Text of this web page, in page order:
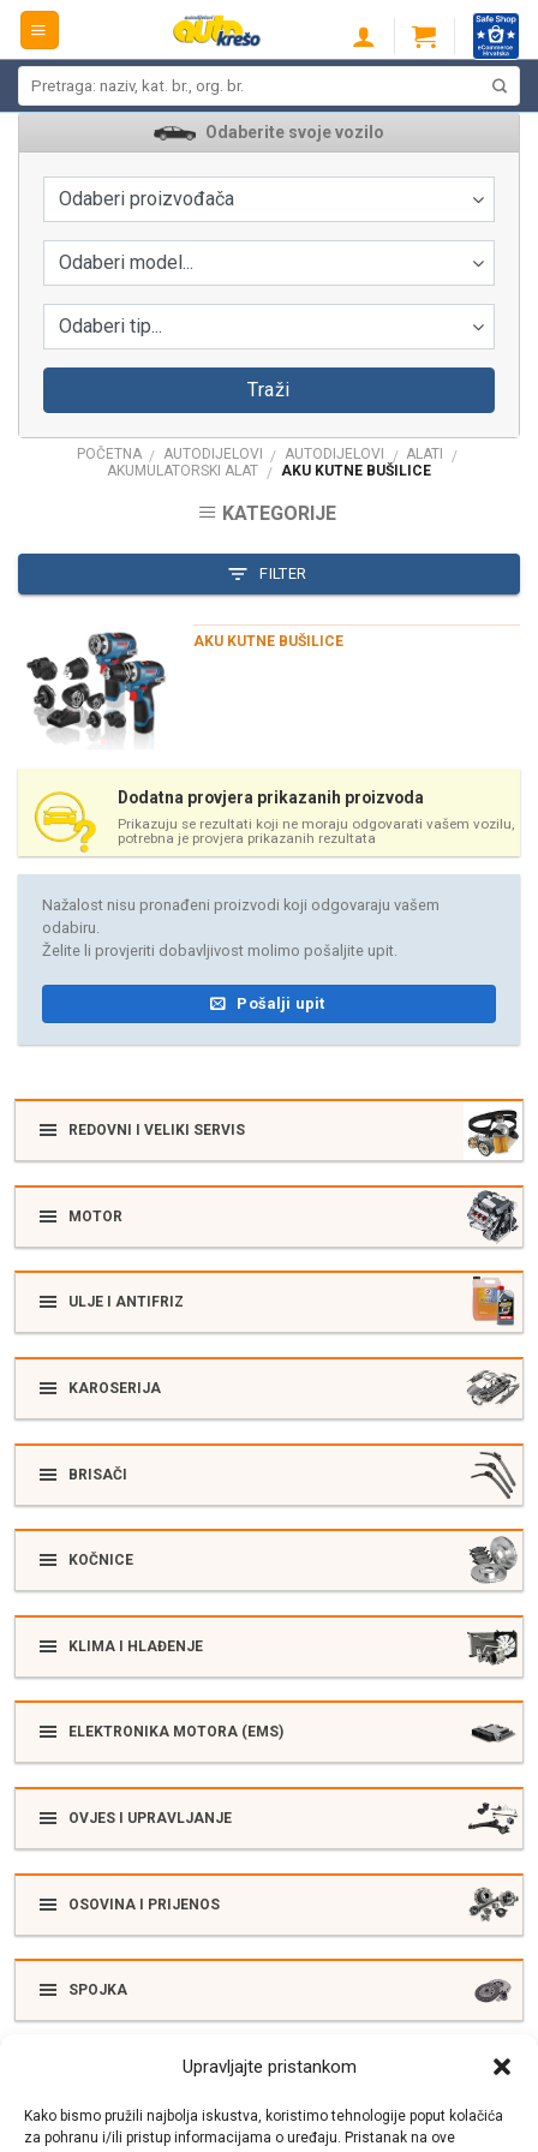
Upravljajte pristankom
Kako bismo pružili najbolja iskustva, koristimo tehnologije poput kolačića
za pohranu i/ili pristup informacijama o uređaju. Pristanak na ove
Skip
content
Odaberite svoje vozilo
Odaberi proizvođača
Odaberi model...
Odaberi tip...
Traži
POČETNA / AUTODIJELOVI / AUTODIJELOVI / ALATI
/
AKUMULATORSKI ALAT / AKU KUTNE BUŠILICE
KATEGORIJE
FILTER
AKU KUTNE BUŠILICE
Dodatna provjera prikazanih proizvoda
Prikazuju se rezultati koji ne moraju odgovarati vašem vozilu,
potrebna je provjera prikazanih rezultata
Nažalost nisu pronađeni proizvodi koji odgovaraju vašem
odabiru.
Želite li provjeriti dobavljivost molimo pošaljite upit.
Pošalji upit
REDOVNI I VELIKI SERVIS
MOTOR
ULJE I ANTIFRIZ
KAROSERIJA
BRISAČI
KOČNICE
KLIMA I HLAĐENJE
ELEKTRONIKA MOTORA (EMS)
OVJES I UPRAVLJANJE
OSOVINA I PRIJENOS
SPOJKA